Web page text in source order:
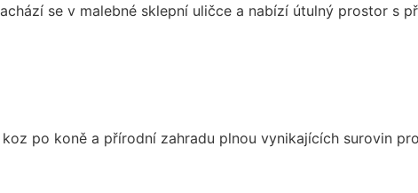
se v malebné sklepní uličce a nabízí útulný prostor s
po koně a přírodní zahradu plnou vynikajících surovin